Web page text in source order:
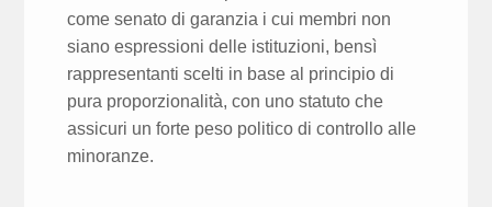
come senato di garanzia i cui membri non
siano espressioni delle istituzioni, bensì
rappresentanti scelti in base al principio di
pura proporzionalità, con uno statuto che
assicuri un forte peso politico di controllo alle
minoranze.